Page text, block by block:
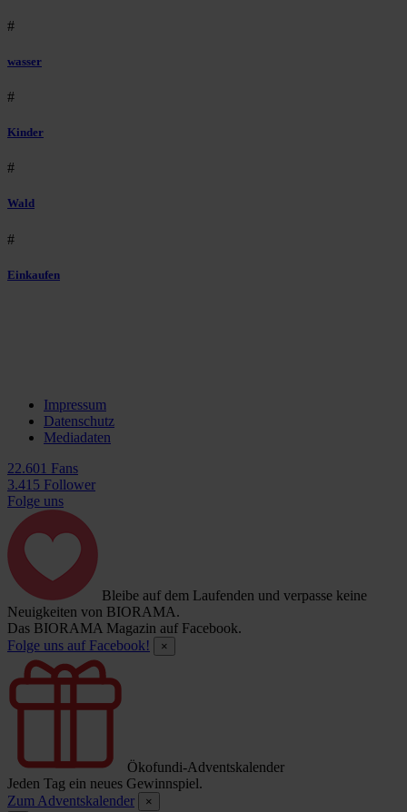
#
wasser
#
Kinder
#
Wald
#
Einkaufen
Impressum
Datenschutz
Mediadaten
22.601 Fans
3.415 Follower
Folge uns
Bleibe auf dem Laufenden und verpasse keine
Neuigkeiten von BIORAMA.
Das BIORAMA Magazin auf Facebook.
Folge uns auf Facebook!
×
Ökofundi-Adventskalender
Jeden Tag ein neues Gewinnspiel.
Zum Adventskalender
×